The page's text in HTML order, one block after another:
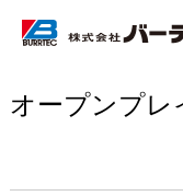
オープンプレ